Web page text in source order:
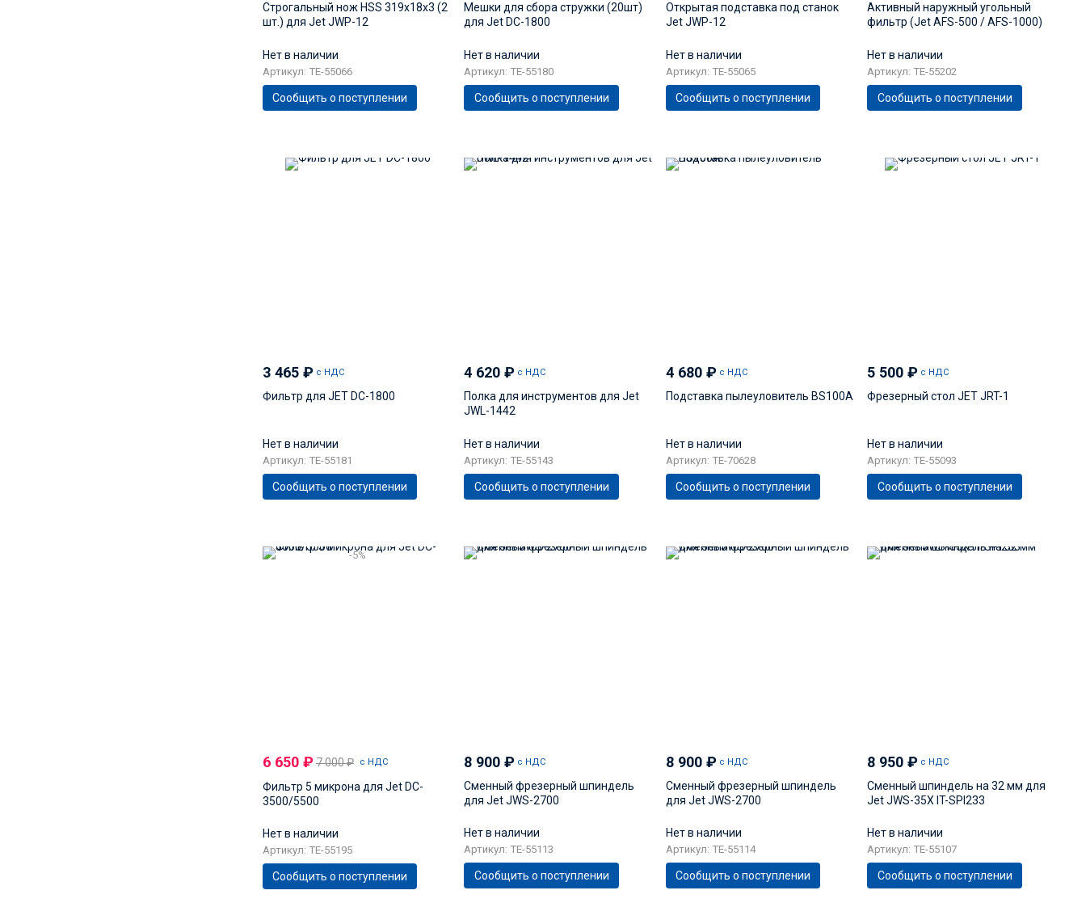
Строгальный нож HSS 319x18x3 (2
шт.) для Jet JWP-12
Нет в наличии
Артикул: TE-55066
Сообщить о поступлении
Мешки для сбора стружки (20шт)
для Jet DC-1800
Нет в наличии
Артикул: TE-55180
Сообщить о поступлении
Открытая подставка под станок
Jet JWP-12
Нет в наличии
Артикул: TE-55065
Сообщить о поступлении
Активный наружный угольный
фильтр (Jet AFS-500 / AFS-1000)
Нет в наличии
Артикул: TE-55202
Сообщить о поступлении
3 465 ₽ с НДС
Фильтр для JET DC-1800
Нет в наличии
Артикул: TE-55181
Сообщить о поступлении
4 620₽ с НДС
Полка для инструментов для Jet
JWL-1442
Нет в наличии
Артикул: TE-55143
Сообщить о поступлении
4 680 ₽ с НДС
Подставка пылеуловитель BS100A
Нет в наличии
Артикул: TE-70628
Сообщить о поступлении
5 500₽ с НДС
Фрезерный стол JET JRT-1
Нет в наличии
Артикул: TE-55093
Сообщить о поступлении
-5%
6 650 ₽7 000₽ с НДС
Фильтр 5 микрона для Jet DC-
3500/5500
Нет в наличии
Артикул: TE-55195
Сообщить о поступлении
8 900₽ с НДС
Сменный фрезерный шпиндель
для Jet JWS-2700
Нет в наличии
Артикул: TE-55113
Сообщить о поступлении
8 900 ₽ с НДС
Сменный фрезерный шпиндель
для Jet JWS-2700
Нет в наличии
Артикул: TE-55114
Сообщить о поступлении
8 950₽ с НДС
Сменный шпиндель на 32 мм для
Jet JWS-35X IT-SPI233
Нет в наличии
Артикул: TE-55107
Сообщить о поступлении